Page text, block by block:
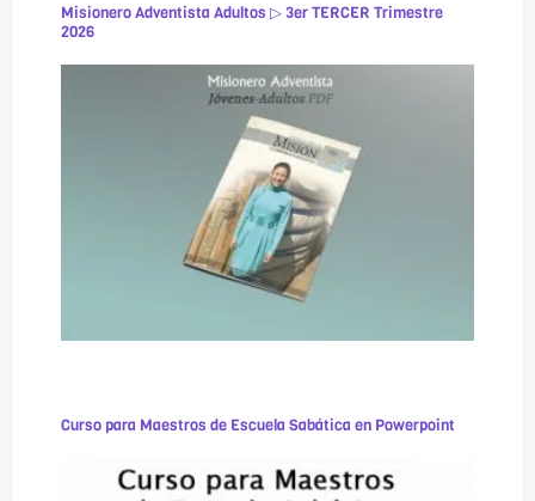
Misionero Adventista Adultos ▷ 3er TERCER Trimestre
2026
Curso para Maestros de Escuela Sabática en Powerpoint